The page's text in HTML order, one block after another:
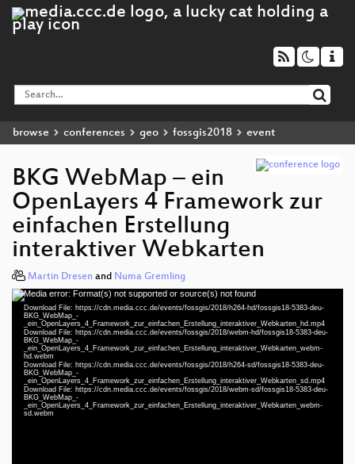
browse conferences geo fossgis2018 event
BKG WebMap – ein
OpenLayers 4 Framework zur
einfachen Erstellung
interaktiver Webkarten
Martin Dresen and Numa Gremling
Video
Player
Media error: Format(s) not supported or source(s) not found
Download File: https://cdn.media.ccc.de/events/fossgis/2018/h264-hd/fossgis18-5383-deu-
BKG_WebMap_-
_ein_OpenLayers_4_Framework_zur_einfachen_Erstellung_interaktiver_Webkarten_hd.mp4
Download File: https://cdn.media.ccc.de/events/fossgis/2018/webm-hd/fossgis18-5383-deu-
BKG_WebMap_-
_ein_OpenLayers_4_Framework_zur_einfachen_Erstellung_interaktiver_Webkarten_webm-
hd.webm
Download File: https://cdn.media.ccc.de/events/fossgis/2018/h264-sd/fossgis18-5383-deu-
BKG_WebMap_-
_ein_OpenLayers_4_Framework_zur_einfachen_Erstellung_interaktiver_Webkarten_sd.mp4
Download File: https://cdn.media.ccc.de/events/fossgis/2018/webm-sd/fossgis18-5383-deu-
BKG_WebMap_-
_ein_OpenLayers_4_Framework_zur_einfachen_Erstellung_interaktiver_Webkarten_webm-
sd.webm
deu 1080p (mp4)
deu 1080p (webm)